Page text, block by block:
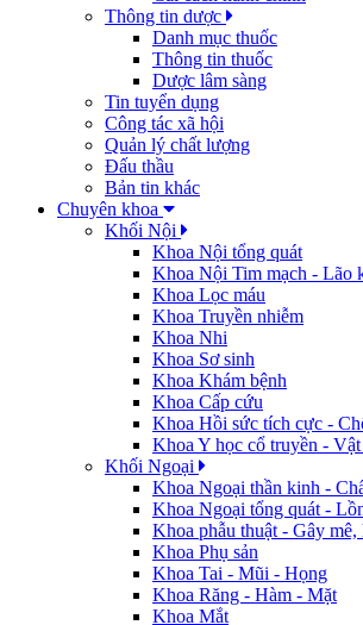
Thông tin dược
Danh mục thuốc
Thông tin thuốc
Dược lâm sàng
Tin tuyển dụng
Công tác xã hội
Quản lý chất lượng
Đấu thầu
Bản tin khác
Chuyên khoa
Khối Nội
Khoa Nội tổng quát
Khoa Nội Tim mạch - Lão
Khoa Lọc máu
Khoa Truyền nhiễm
Khoa Nhi
Khoa Sơ sinh
Khoa Khám bệnh
Khoa Cấp cứu
Khoa Hồi sức tích cực -
Khoa Y học cổ truyền -
Khối Ngoại
Khoa Ngoại thần kinh -
Khoa Ngoại tổng quát -
Khoa phẫu thuật - Gây mê,
Khoa Phụ sản
Khoa Tai - Mũi - Họng
Khoa Răng - Hàm - Mặt
Khoa Mắt